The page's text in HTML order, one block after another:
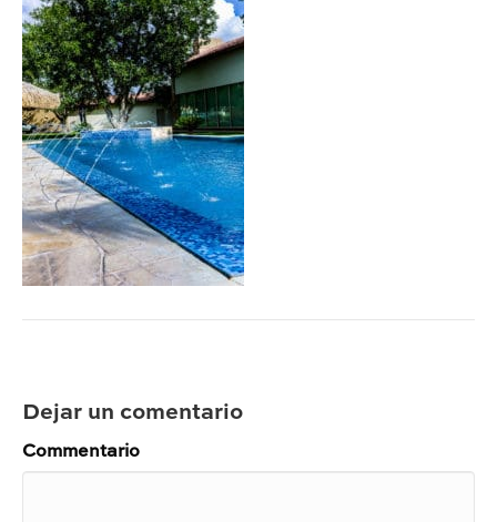
Dejar un comentario
Commentario